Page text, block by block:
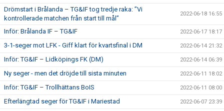
Drömstart i Brålanda – TG&IF tog tredje raka: ”Vi
kontrollerade matchen från start till mål”
2022-06-18 16:55
Inför: Brålanda IF – TG&IF 2022-06-17 18:17
3-1-seger mot LFK - Giff klart för kvartsfinal i DM 2022-06-14 21:32
Inför: TG&IF – Lidköpings FK (DM) 2022-06-14 06:39
Ny seger - men det dröjde till sista minuten 2022-06-11 18:02
Inför: TG&IF – Trollhättans BoIS 2022-06-11 08:00
Efterlängtad seger för TG&IF i Mariestad 2022-06-07 23:39